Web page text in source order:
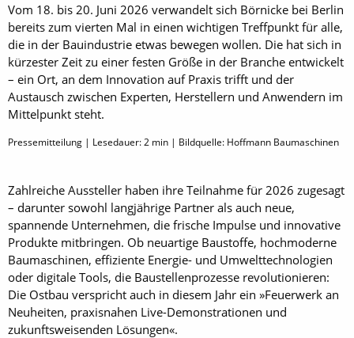
Vom 18. bis 20. Juni 2026 verwandelt sich Börnicke bei Berlin
bereits zum vierten Mal in einen wichtigen Treffpunkt für alle,
die in der Bauindustrie etwas bewegen wollen. Die hat sich in
kürzester Zeit zu einer festen Größe in der Branche entwickelt
– ein Ort, an dem Innovation auf Praxis trifft und der
Austausch zwischen Experten, Herstellern und Anwendern im
Mittelpunkt steht.
Pressemitteilung | Lesedauer:2 min | Bildquelle: Hoffmann Baumaschinen
Zahlreiche Aussteller haben ihre Teilnahme für 2026 zugesagt
– darunter sowohl langjährige Partner als auch neue,
spannende Unternehmen, die frische Impulse und innovative
Produkte mitbringen. Ob neuartige Baustoffe, hochmoderne
Baumaschinen, effiziente Energie- und Umwelttechnologien
oder digitale Tools, die Baustellenprozesse revolutionieren:
Die Ostbau verspricht auch in diesem Jahr ein »Feuerwerk an
Neuheiten, praxisnahen Live-Demonstrationen und
zukunftsweisenden Lösungen«.